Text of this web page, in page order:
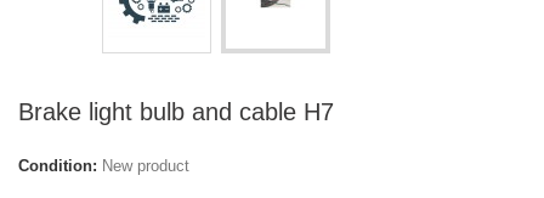
Brake light bulb and cable H7
Condition: New product